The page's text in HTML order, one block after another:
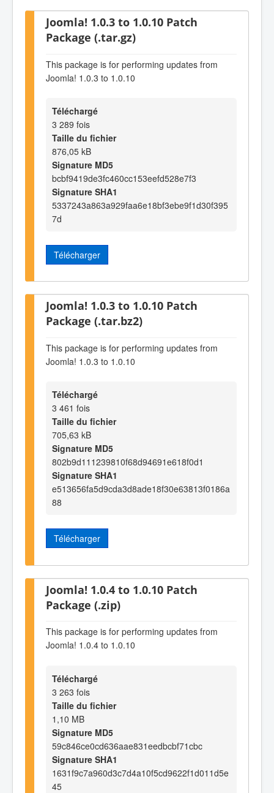
Joomla! 1.0.3 to 1.0.10 Patch
Package (.tar.gz)
This package is for performing updates from
Joomla! 1.0.3 to 1.0.10
Téléchargé
3 289 fois
Taille du fichier
876,05 kB
Signature MD5
bcbf9419de3fc460cc153eefd528e7f3
Signature SHA1
5337243a863a929faa6e18bf3ebe9f1d30f395
7d
Télécharger
Joomla! 1.0.3 to 1.0.10 Patch
Package (.tar.bz2)
This package is for performing updates from
Joomla! 1.0.3 to 1.0.10
Téléchargé
3 461 fois
Taille du fichier
705,63 kB
Signature MD5
802b9d111239810f68d94691e618f0d1
Signature SHA1
e513656fa5d9cda3d8ade18f30e63813f0186a
88
Télécharger
Joomla! 1.0.4 to 1.0.10 Patch
Package (.zip)
This package is for performing updates from
Joomla! 1.0.4 to 1.0.10
Téléchargé
3 263 fois
Taille du fichier
1,10 MB
Signature MD5
59c846ce0cd636aae831eedbcbf71cbc
Signature SHA1
1631f9c7a960d3c7d4a10f5cd9622f1d011d5e
45